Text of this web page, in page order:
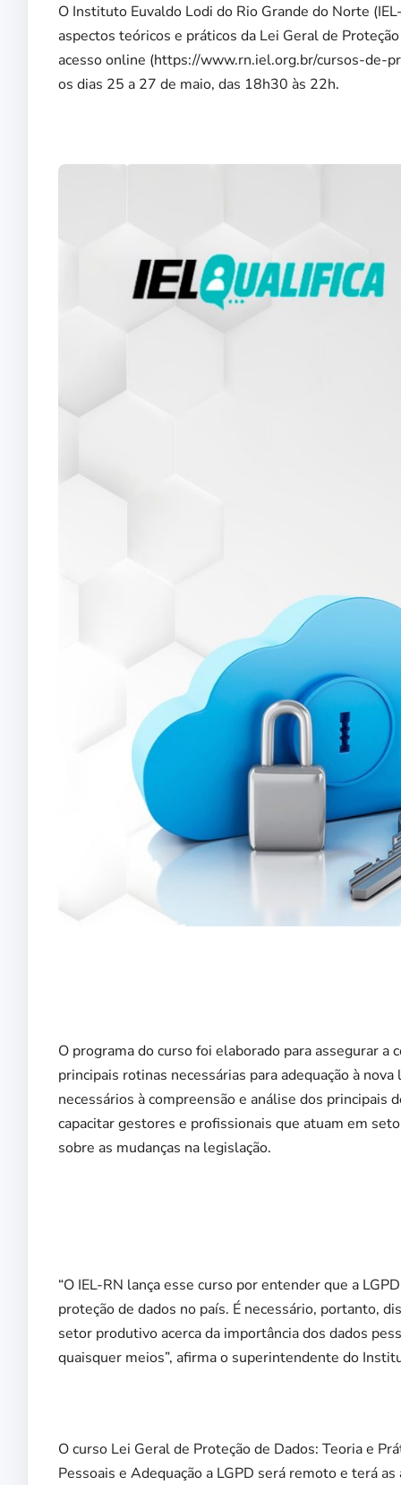
O Instituto Euvaldo Lodi do Rio Grande do Norte
aspectos teóricos e práticos da Lei Geral de
acesso online (https://www.rn.iel.org.br/cursos-de-
os dias 25 a 27 de maio, das 18h30 às 22h.
O programa do curso foi elaborado para assegurar
principais rotinas necessárias para adequação à
necessários à compreensão e análise dos principais
capacitar gestores e profissionais que atuam em
sobre as mudanças na legislação.
“O IEL-RN lança esse curso por entender que a
proteção de dados no país. É necessário, portanto,
setor produtivo acerca da importância dos dados
quaisquer meios”, afirma o superintendente do
O curso Lei Geral de Proteção de Dados: Teoria e
Pessoais e Adequação a LGPD será remoto e terá